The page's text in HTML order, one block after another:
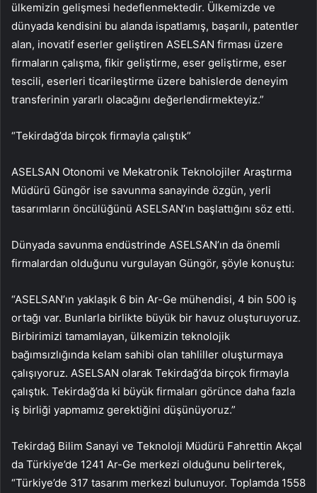
ülkemizin gelişmesi hedeflenmektedir. Ülkemizde ve
dünyada kendisini bu alanda ispatlamış, başarılı, patentler
alan, inovatif eserler geliştiren ASELSAN firması üzere
firmaların çalışma, fikir geliştirme, eser geliştirme, eser
tescili, eserleri ticarileştirme üzere bahislerde deneyim
transferinin yararlı olacağını değerlendirmekteyiz.”
“Tekirdağ’da birçok firmayla çalıştık”
ASELSAN Otonomi ve Mekatronik Teknolojiler Araştırma
Müdürü Güngör ise savunma sanayinde özgün, yerli
tasarımların öncülüğünü ASELSAN’ın başlattığını söz etti.
Dünyada savunma endüstrinde ASELSAN’ın da önemli
firmalardan olduğunu vurgulayan Güngör, şöyle konuştu:
“ASELSAN’ın yaklaşık 6 bin Ar-Ge mühendisi, 4 bin 500 iş
ortağı var. Bunlarla birlikte büyük bir havuz oluşturuyoruz.
Birbirimizi tamamlayan, ülkemizin teknolojik
bağımsızlığında kelam sahibi olan tahliller oluşturmaya
çalışıyoruz. ASELSAN olarak Tekirdağ’da birçok firmayla
çalıştık. Tekirdağ’da ki büyük firmaları görünce daha fazla
iş birliği yapmamız gerektiğini düşünüyoruz.”
Tekirdağ Bilim Sanayi ve Teknoloji Müdürü Fahrettin Akçal
da Türkiye’de 1241 Ar-Ge merkezi olduğunu belirterek,
“Türkiye’de 317 tasarım merkezi bulunuyor. Toplamda 1558